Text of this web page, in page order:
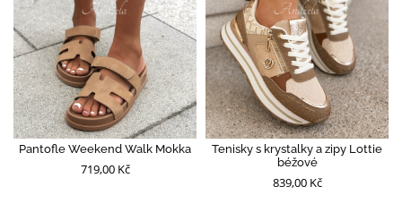
Pantofle Weekend Walk Mokka
719,00 Kč
Tenisky s krystalky a zipy Lottie
béžové
839,00 Kč